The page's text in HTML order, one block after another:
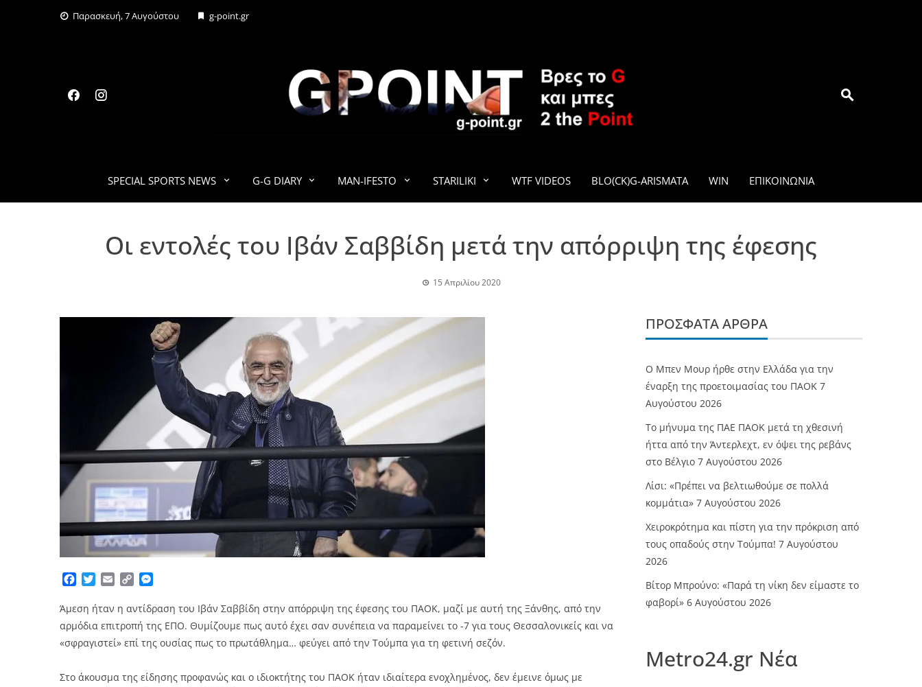
Παρασκευή, 7 Αυγούστου g-point.gr
G-POINT.GR
SPECIAL SPORTS NEWS G-G DIARY MAN-IFESTO STARILIKI WTF VIDEOS BLO(CK)G-ARISMATA WIN ΕΠΙΚΟΙΝΩΝΊΑ
Οι εντολές του Ιβάν Σαββίδη μετά την απόρριψη της έφεσης
15 Απριλίου 2020
Facebook
TwitterEmailCopy
Άμεση ήταν η αντίδραση του Ιβάν Σαββίδη στην απόρριψη της έφεσης του ΠΑΟΚ, μαζί με αυτή της Ξάνθης, από την
αρμόδια επιτροπή της ΕΠΟ. Θυμίζουμε πως αυτό έχει σαν συνέπεια να παραμείνει το -7 για τους Θεσσαλονικείς και να
«σφραγιστεί» επί της ουσίας πως το πρωτάθλημα… φεύγει από την Τούμπα για τη φετινή σεζόν.
Στο άκουσμα της είδησης προφανώς και ο ιδιοκτήτης του ΠΑΟΚ ήταν ιδιαίτερα ενοχλημένος, δεν έμεινε όμως με
ΠΡΌΣΦΑΤΑ ΆΡΘΡΑ
O Mπεν Μουρ ήρθε στην Ελλάδα για την
έναρξη της προετοιμασίας του ΠΑΟΚ 7
Αυγούστου 2026
Το μήνυμα της ΠΑΕ ΠΑΟΚ μετά τη χθεσινή
ήττα από την Άντερλεχτ, εν όψει της ρεβάνς
στο Βέλγιο 7 Αυγούστου 2026
Λίσι: «Πρέπει να βελτιωθούμε σε πολλά
κομμάτια» 7 Αυγούστου 2026
Χειροκρότημα και πίστη για την πρόκριση από
τους οπαδούς στην Τούμπα! 7 Αυγούστου
2026
Βίτορ Μπρούνο: «Παρά τη νίκη δεν είμαστε το
φαβορί» 6 Αυγούστου 2026
Metro24.gr Νέα